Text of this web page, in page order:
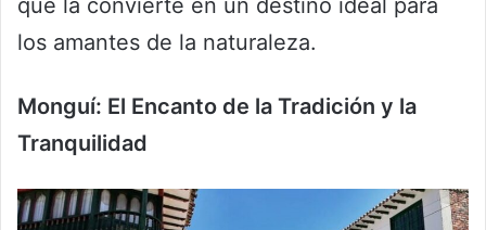
que la convierte en un destino ideal para
los amantes de la naturaleza.
Monguí: El Encanto de la Tradición y la
Tranquilidad